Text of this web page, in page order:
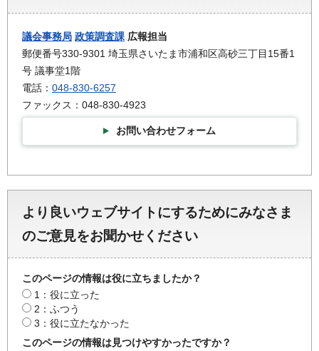
議会事務局 政策調査課 広報担当
郵便番号330-9301 埼玉県さいたま市浦和区高砂三丁目15番1
号 議事堂1階
電話： 048-830-6257
ファックス：048-830-4923
お問い合わせフォーム
より良いウェブサイトにするためにみなさま
のご意見をお聞かせください
このページの情報は役に立ちましたか？
1：役に立った
2：ふつう
3：役に立たなかった
このページの情報は見つけやすかったですか？